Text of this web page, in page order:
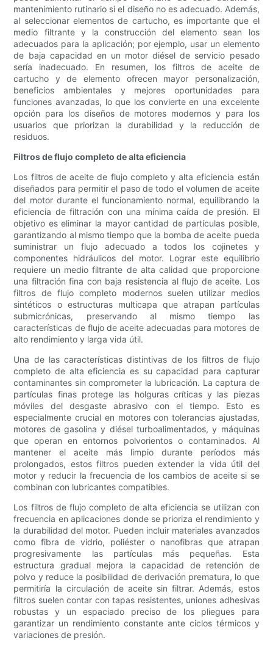
mantenimiento rutinario si el diseño no es adecuado. Además,
al seleccionar elementos de cartucho, es importante que el
medio filtrante y la construcción del elemento sean los
adecuados para la aplicación; por ejemplo, usar un elemento
de baja capacidad en un motor diésel de servicio pesado
sería inadecuado. En resumen, los filtros de aceite de
cartucho y de elemento ofrecen mayor personalización,
beneficios ambientales y mejores oportunidades para
funciones avanzadas, lo que los convierte en una excelente
opción para los diseños de motores modernos y para los
usuarios que priorizan la durabilidad y la reducción de
residuos.
Filtros de flujo completo de alta eficiencia
Los filtros de aceite de flujo completo y alta eficiencia están
diseñados para permitir el paso de todo el volumen de aceite
del motor durante el funcionamiento normal, equilibrando la
eficiencia de filtración con una mínima caída de presión. El
objetivo es eliminar la mayor cantidad de partículas posible,
garantizando al mismo tiempo que la bomba de aceite pueda
suministrar un flujo adecuado a todos los cojinetes y
componentes hidráulicos del motor. Lograr este equilibrio
requiere un medio filtrante de alta calidad que proporcione
una filtración fina con baja resistencia al flujo de aceite. Los
filtros de flujo completo modernos suelen utilizar medios
sintéticos o estructuras multicapa que atrapan partículas
submicrónicas, preservando al mismo tiempo las
características de flujo de aceite adecuadas para motores de
alto rendimiento y larga vida útil.
Una de las características distintivas de los filtros de flujo
completo de alta eficiencia es su capacidad para capturar
contaminantes sin comprometer la lubricación. La captura de
partículas finas protege las holguras críticas y las piezas
móviles del desgaste abrasivo con el tiempo. Esto es
especialmente crucial en motores con tolerancias ajustadas,
motores de gasolina y diésel turboalimentados, y máquinas
que operan en entornos polvorientos o contaminados. Al
mantener el aceite más limpio durante períodos más
prolongados, estos filtros pueden extender la vida útil del
motor y reducir la frecuencia de los cambios de aceite si se
combinan con lubricantes compatibles.
Los filtros de flujo completo de alta eficiencia se utilizan con
frecuencia en aplicaciones donde se prioriza el rendimiento y
la durabilidad del motor. Pueden incluir materiales avanzados
como fibra de vidrio, poliéster o nanofibras que atrapan
progresivamente las partículas más pequeñas. Esta
estructura gradual mejora la capacidad de retención de
polvo y reduce la posibilidad de derivación prematura, lo que
permitiría la circulación de aceite sin filtrar. Además, estos
filtros suelen contar con tapas resistentes, uniones adhesivas
robustas y un espaciado preciso de los pliegues para
garantizar un rendimiento constante ante ciclos térmicos y
variaciones de presión.